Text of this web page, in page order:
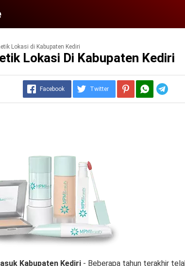
Lokasi di Kabupaten Kediri
Lokasi Di Kabupaten Kediri
Facebook Twitter
Kabupaten Kediri - Beberapa tahun terakhir